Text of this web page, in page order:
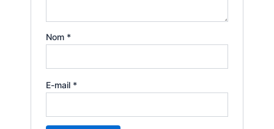
Nom *
E-mail *